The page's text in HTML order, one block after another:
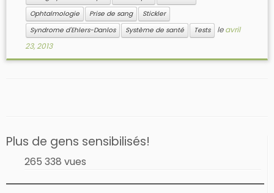
Ophtalmologie
Prise de sang
Stickler
Syndrome d'Ehlers-Danlos
Système de santé Tests leavril
23, 2013
Plus de gens sensibilisés!
265 338 vues